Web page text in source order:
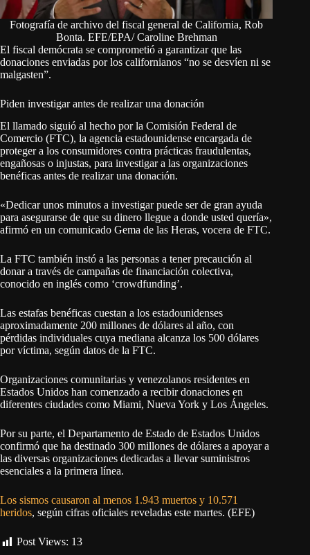
Fotografía de archivo del fiscal general de California, Rob
Bonta. EFE/EPA/ Caroline Brehman
El fiscal demócrata se comprometió a garantizar que las
donaciones enviadas por los californianos “no se desvíen ni se
malgasten”.
Piden investigar antes de realizar una donación
El llamado siguió al hecho por la Comisión Federal de
Comercio (FTC), la agencia estadounidense encargada de
proteger a los consumidores contra prácticas fraudulentas,
engañosas o injustas, para investigar a las organizaciones
benéficas antes de realizar una donación.
«Dedicar unos minutos a investigar puede ser de gran ayuda
para asegurarse de que su dinero llegue a donde usted quería»,
afirmó en un comunicado Gema de las Heras, vocera de FTC.
La FTC también instó a las personas a tener precaución al
donar a través de campañas de financiación colectiva,
conocido en inglés como ‘crowdfunding’.
Las estafas benéficas cuestan a los estadounidenses
aproximadamente 200 millones de dólares al año, con
pérdidas individuales cuya mediana alcanza los 500 dólares
por víctima, según datos de la FTC.
Organizaciones comunitarias y venezolanos residentes en
Estados Unidos han comenzado a recibir donaciones en
diferentes ciudades como Miami, Nueva York y Los Ángeles.
Por su parte, el Departamento de Estado de Estados Unidos
confirmó que ha destinado 300 millones de dólares a apoyar a
las diversas organizaciones dedicadas a llevar suministros
esenciales a la primera línea.
Los sismos causaron al menos 1.943 muertos y 10.571
heridos, según cifras oficiales reveladas este martes. (EFE)
Post Views: 13